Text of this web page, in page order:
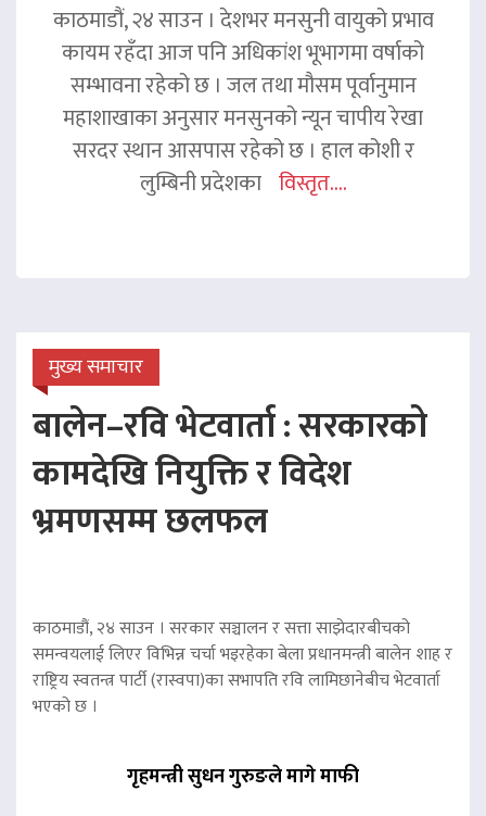
काठमाडौं, २४ साउन । देशभर मनसुनी वायुको प्रभाव
कायम रहँदा आज पनि अधिकांश भूभागमा वर्षाको
सम्भावना रहेको छ । जल तथा मौसम पूर्वानुमान
महाशाखाका अनुसार मनसुनको न्यून चापीय रेखा
सरदर स्थान आसपास रहेको छ । हाल कोशी र
लुम्बिनी प्रदेशका विस्तृत....
मुख्य समाचार
बालेन–रवि भेटवार्ता : सरकारको
कामदेखि नियुक्ति र विदेश
भ्रमणसम्म छलफल
काठमाडौं, २४ साउन । सरकार सञ्चालन र सत्ता साझेदारबीचको
समन्वयलाई लिएर विभिन्न चर्चा भइरहेका बेला प्रधानमन्त्री बालेन शाह र
राष्ट्रिय स्वतन्त्र पार्टी (रास्वपा)का सभापति रवि लामिछानेबीच भेटवार्ता
भएको छ ।
गृहमन्त्री सुधन गुरुङले मागे माफी